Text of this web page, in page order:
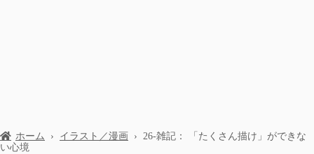
ホーム › イラスト／漫画 › 26-雑記： 「たくさん描け」ができな
い心境